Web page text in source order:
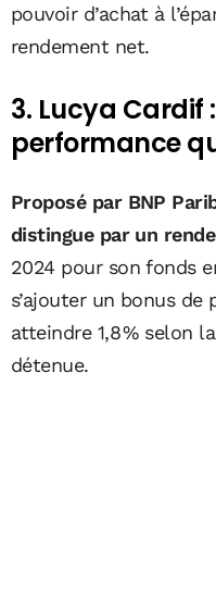
pouvoir d’achat à
rendement net.
3. Lucya Cardif
performance
Proposé par BNP
distingue par un
2024 pour son fonds
s’ajouter un bonus
atteindre 1,8 % selon
détenue.